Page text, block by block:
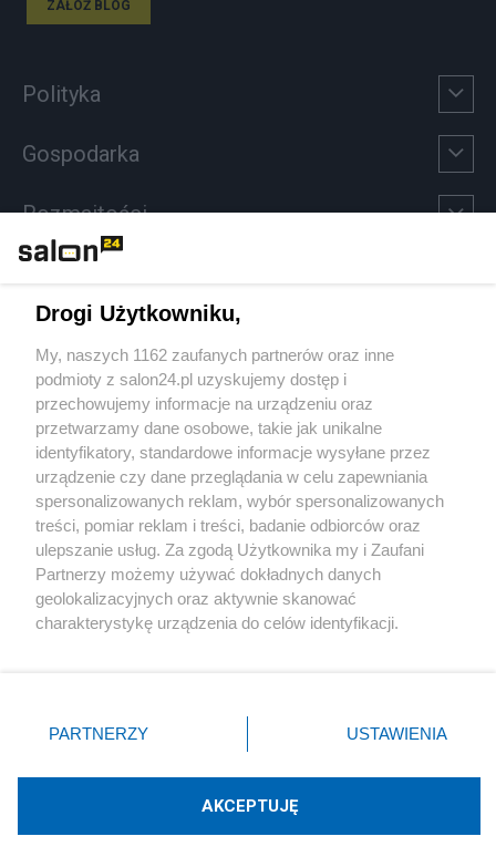
ZAŁÓŻ BLOG
Polityka
Gospodarka
Rozmaitości
Sport
Społeczeństwo
Kultura
X Facebook Instagram Youtube
Technologię dostarcza:W3media.pl
Drogi Użytkowniku,
My, naszych 1162 zaufanych partnerów oraz inne
podmioty z salon24.pl uzyskujemy dostęp i
przechowujemy informacje na urządzeniu oraz
przetwarzamy dane osobowe, takie jak unikalne
identyfikatory, standardowe informacje wysyłane przez
urządzenie czy dane przeglądania w celu zapewniania
spersonalizowanych reklam, wybór spersonalizowanych
treści, pomiar reklam i treści, badanie odbiorców oraz
ulepszanie usług. Za zgodą Użytkownika my i Zaufani
Partnerzy możemy używać dokładnych danych
geolokalizacyjnych oraz aktywnie skanować
charakterystykę urządzenia do celów identyfikacji.
zmienić/wycofać klikając przycisk ustawień prywatności
znajdujący się w lewym dolnym rogu strony
rodzaje przetwarzania danych nie wymagają zgody
użytkownika, ale masz prawo sprzeciwić się takiemu
PARTNERZY USTAWIENIA
AKCEPTUJĘ